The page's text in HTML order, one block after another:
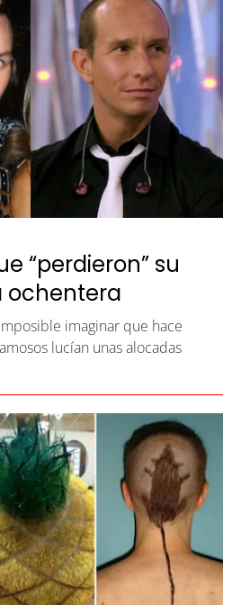
“perdieron” su
ochentera
imaginar que hace
lucían unas alocadas